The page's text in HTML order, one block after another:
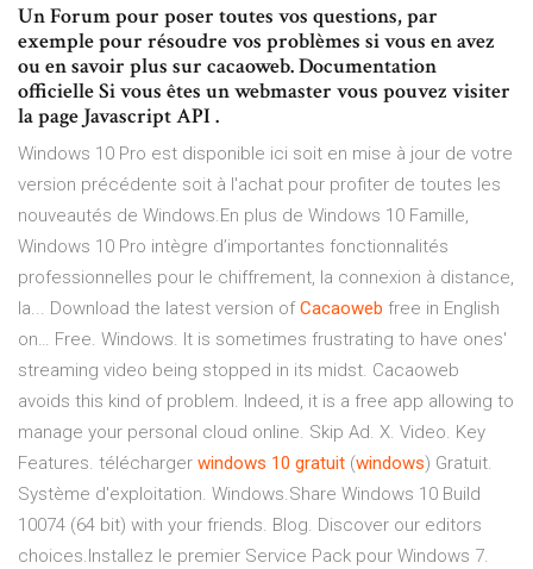
Un Forum pour poser toutes vos questions, par
exemple pour résoudre vos problèmes si vous en avez
ou en savoir plus sur cacaoweb. Documentation
officielle Si vous êtes un webmaster vous pouvez visiter
la page Javascript API .
Windows 10 Pro est disponible ici soit en mise à jour de votre
version précédente soit à l'achat pour profiter de toutes les
nouveautés de Windows.En plus de Windows 10 Famille,
Windows 10 Pro intègre d’importantes fonctionnalités
professionnelles pour le chiffrement, la connexion à distance,
la... Download the latest version ofCacaoweb free in English
on… Free. Windows. It is sometimes frustrating to have ones'
streaming video being stopped in its midst. Cacaoweb
avoids this kind of problem. Indeed, it is a free app allowing to
manage your personal cloud online. Skip Ad. X. Video. Key
Features. télécharger windows 10 gratuit (windows) Gratuit.
Système d'exploitation. Windows.Share Windows 10 Build
10074 (64 bit) with your friends. Blog. Discover our editors
choices.Installez le premier Service Pack pour Windows 7.